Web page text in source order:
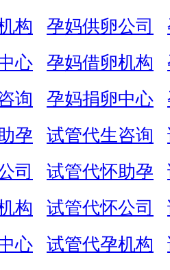
构 孕妈供卵公司
心 孕妈借卵机构
询 孕妈捐卵中心
孕 试管代生咨询
司 试管代怀助孕
构 试管代怀公司
心 试管代孕机构